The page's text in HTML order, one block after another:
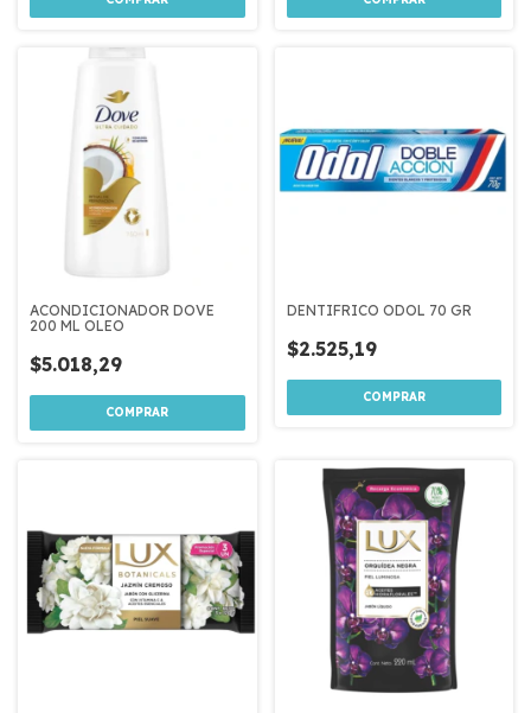
ACONDICIONADOR DOVE
200 ML OLEO
$5.018,29
DENTIFRICO ODOL 70 GR
$2.525,19